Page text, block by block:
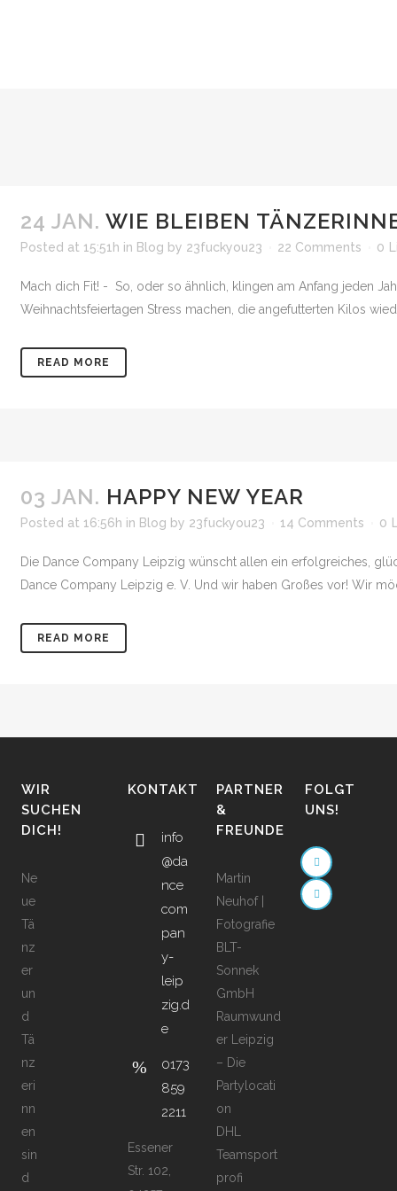
24 JAN. WIE BLEIBEN
Posted at 15:51h in Blog by 23fuckyou23 22 Comments 0
Mach dich Fit! - So, oder so ähnlich, klingen am Anfang jeden
Weihnachtsfeiertagen Stress machen, die angefutterten Kilos
READ MORE
03 JAN. HAPPY NEW YEAR
Posted at 16:56h in Blog by 23fuckyou23 14 Comments 0
Die Dance Company Leipzig wünscht allen ein erfolgreiches,
Dance Company Leipzig e. V. Und wir haben Großes vor! Wir
READ MORE
WIR
SUCHEN
DICH!
Ne
ue
Tä
nz
er
un
d
Tä
nz
eri
nn
en
sin
d
KONTAKT
info
@da
nce
com
pan
y-
leip
zig.d
e
0173
859
2211
Essener
Str. 102,
PARTNER
&
FREUNDE
Martin
Neuhof |
Fotografie
BLT-
Sonnek
GmbH
Raumwund
er Leipzig
– Die
Partylocati
on
DHL
Teamsport
profi
FOLGT
UNS!